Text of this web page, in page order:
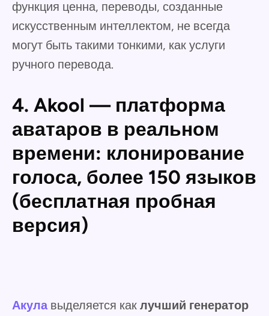
функция ценна, переводы, созданные
искусственным интеллектом, не всегда
могут быть такими тонкими, как услуги
ручного перевода.
4. Akool — платформа
аватаров в реальном
времени: клонирование
голоса, более 150 языков
(бесплатная пробная
версия)
Акула выделяется как лучший генератор